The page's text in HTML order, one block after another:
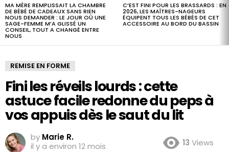
MA MÈRE REMPLISSAIT LA CHAMBRE
DE BÉBÉ DE CADEAUX SANS RIEN
NOUS DEMANDER : LE JOUR OÙ UNE
SAGE-FEMME M’A GLISSÉ UN
CONSEIL, TOUT A CHANGÉ ENTRE
NOUS
C’EST FINI POUR LES BRASSARDS : EN
2026, LES MAÎTRES-NAGEURS
ÉQUIPENT TOUS LES BÉBÉS DE CET
ACCESSOIRE AU BORD DU BASSIN
REMISE EN FORME
Fini les réveils lourds : cette
astuce facile redonne du peps à
vos appuis dès le saut du lit
by Marie R.
il y a environ 12 mois
13 Views